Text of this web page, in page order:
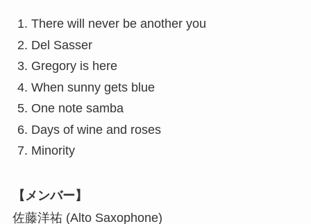
There will never be another you
Del Sasser
Gregory is here
When sunny gets blue
One note samba
Days of wine and roses
Minority
【メンバー】
佐藤洋祐 (Alto Saxophone)